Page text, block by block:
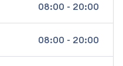
08:00 - 20:00
08:00 - 20:00